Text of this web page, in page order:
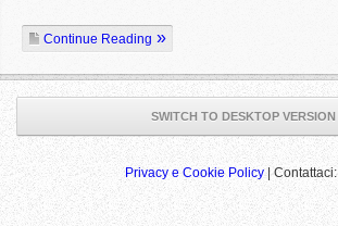
Continue Reading
SWITCH TO DESKTOP VERSION
Privacy e Cookie Policy | Contattaci: